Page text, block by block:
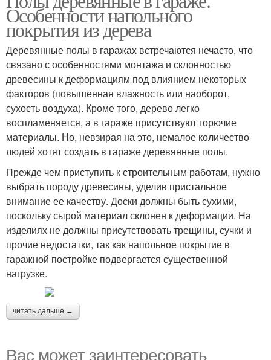
Особенности напольного
покрытия из дерева
Деревянные полы в гаражах встречаются нечасто, что
связано с особенностями монтажа и склонностью
древесины к деформациям под влиянием некоторых
факторов (повышенная влажность или наоборот,
сухость воздуха). Кроме того, дерево легко
воспламеняется, а в гараже присутствуют горючие
материалы. Но, невзирая на это, немалое количество
людей хотят создать в гараже деревянные полы.
Прежде чем приступить к строительным работам, нужно
выбрать породу древесины, уделив пристальное
внимание ее качеству. Доски должны быть сухими,
поскольку сырой материал склонен к деформации. На
изделиях не должны присутствовать трещины, сучки и
прочие недостатки, так как напольное покрытие в
гаражной постройке подвергается существенной
нагрузке.
читать дальше →
Вас может заинтересовать